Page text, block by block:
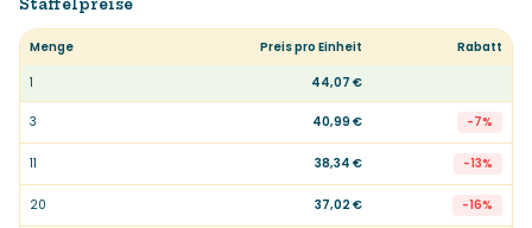
Staffelpreise
Menge Preis pro Einheit
Rabatt
1
44,07 €
3 40,99 € -7%
11 38,34 € -13%
20 37,02 € -16%